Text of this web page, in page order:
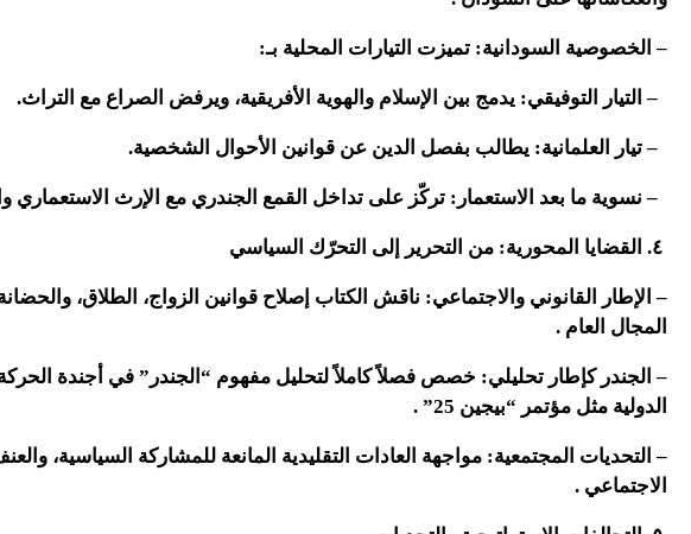
– الخصوصية السودانية: تميزت التيارات المحلية بـ:
– التيار التوفيقي: يدمج بين الإسلام والهوية الأفريقية، ويرفض الصراع مع التراث.
– تيار العلمانية: يطالب بفصل الدين عن قوانين الأحوال الشخصية.
– نسوية ما بعد الاستعمار: تركّز على تداخل القمع الجندري مع الإرث الاستعماري
– الإطار القانوني والاجتماعي: ناقش الكتاب إصلاح قوانين الزواج، الطلاق،
المجال العام .
– الجندر كإطار تحليلي: خصص فصلاً كاملاً لتحليل مفهوم “الجندر” في أجندة
الدولية مثل مؤتمر “بيجين 25” .
– التحديات المجتمعية: مواجهة العادات التقليدية المانعة للمشاركة السياسية،
الاجتماعي .